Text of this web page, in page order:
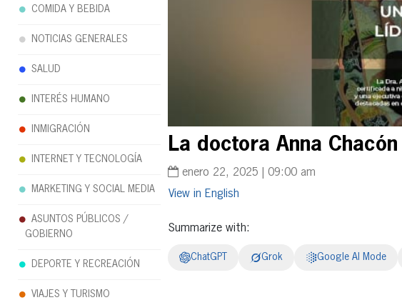
La doctora Anna
enero 22, 2025 | 09:00 am
English
Summarize with:
ChatGPT Grok Google AI Mode
COMIDA Y BEBIDA
NOTICIAS GENERALES
SALUD
INTERÉS HUMANO
INMIGRACIÓN
INTERNET Y TECNOLOGÍA
MARKETING Y SOCIAL MEDIA
ASUNTOS PÚBLICOS /
GOBIERNO
DEPORTE Y RECREACIÓN
VIAJES Y TURISMO